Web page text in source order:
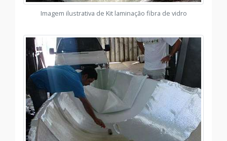
Imagem ilustrativa de Kit laminação fibra de vidro